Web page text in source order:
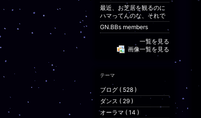
最近、お芝居を観るのに
ハマってんのな、それで
GN.BBs members
一覧を見る
画像一覧を見る
テーマ
ブログ ( 528 )
ダンス ( 29 )
オーラマ ( 14 )